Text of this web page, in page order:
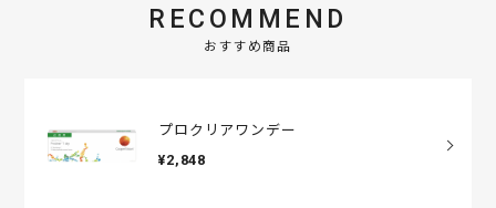
RECOMMEND
おすすめ商品
プロクリアワンデー
¥2,848